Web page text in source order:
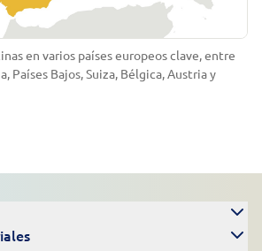
en varios países europeos clave, entre
Países Bajos, Suiza, Bélgica, Austria y